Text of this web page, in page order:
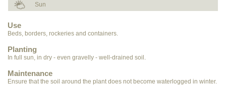
Sun
Use
Beds, borders, rockeries and containers.
Planting
In full sun, in dry - even gravelly - well-drained soil.
Maintenance
Ensure that the soil around the plant does not become waterlogged in winter.